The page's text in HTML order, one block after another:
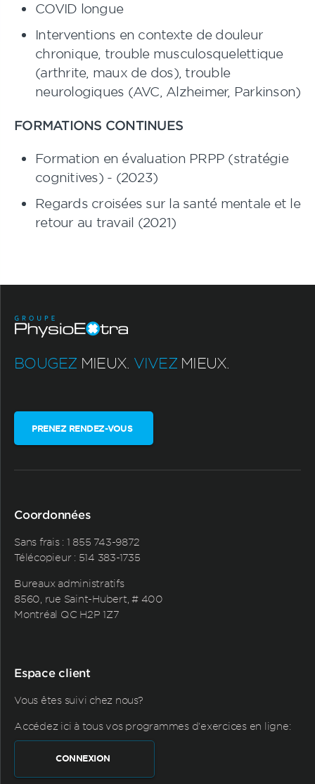
COVID longue
Interventions en contexte de douleur
chronique, trouble musculosquelettique
(arthrite, maux de dos), trouble
neurologiques (AVC, Alzheimer, Parkinson)
FORMATIONS CONTINUES
Formation en évaluation PRPP (stratégie
cognitives) - (2023)
Regards croisées sur la santé mentale et le
retour au travail (2021)
BOUGEZ MIEUX. VIVEZ MIEUX.
PRENEZ RENDEZ-VOUS
Coordonnées
Sans frais : 1 855 743-9872
Télécopieur : 514 383-1735
Bureaux administratifs
8560, rue Saint-Hubert, # 400
Montréal QC H2P 1Z7
Espace client
Vous êtes suivi chez nous?
Accédez ici à tous vos programmes d'exercices en ligne:
CONNEXION